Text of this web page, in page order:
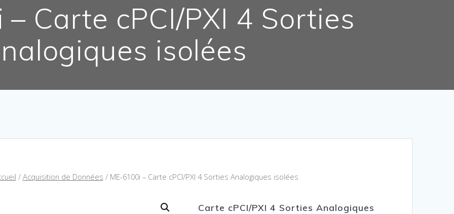
Carte cPCI/PXI 4 Sorties
isolées
/ Acquisition de Données / ME-6100i – Carte cPCI/PXI 4 Sorties Analogiques isolées
Carte cPCI/PXI 4 Sorties Analogiques